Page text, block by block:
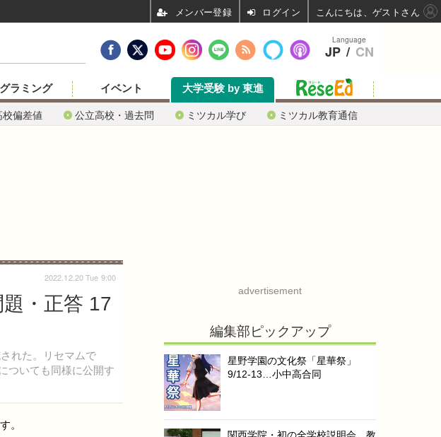
校偏差値 公立高校・過去問 ミツカル学び ミツカル教育通信
ラミング イベント 大学受験 by 東進
・正答 17
れた。リセマムで
ついても同様に公開す
2022.12.20 Tue 9:00
。
advertisement
編集部ピックアップ
星野学園の文化祭「星華祭」
9/12-13…小中高合同
Language
JP / CN
ログイン こんにちは、ゲストさん